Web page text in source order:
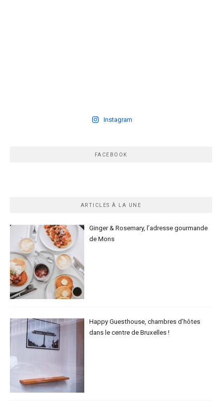
Instagram
FACEBOOK
ARTICLES À LA UNE
Ginger & Rosemary, l’adresse gourmande
de Mons
Happy Guesthouse, chambres d’hôtes
dans le centre de Bruxelles !